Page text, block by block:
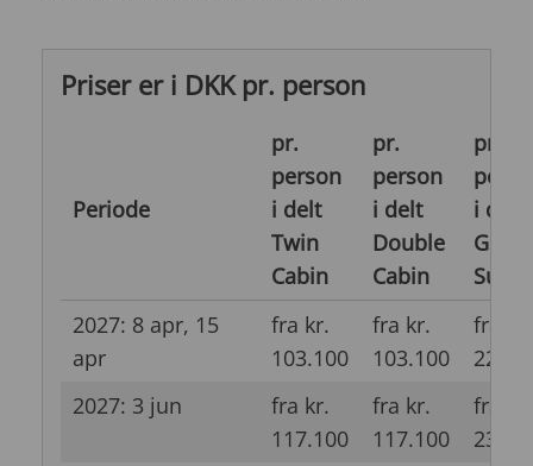
Priser er i DKK pr. person
Periode
pr.
person
i delt
Twin
Cabin
pr.
person
i delt
Double
Cabin
pr.
i delt
Suite
2027: 8 apr, 15
apr
fra kr.
103.100
fra kr.
103.100
fra kr.
2027: 3 jun
fra kr.
117.100
fra kr.
117.100
fra kr.